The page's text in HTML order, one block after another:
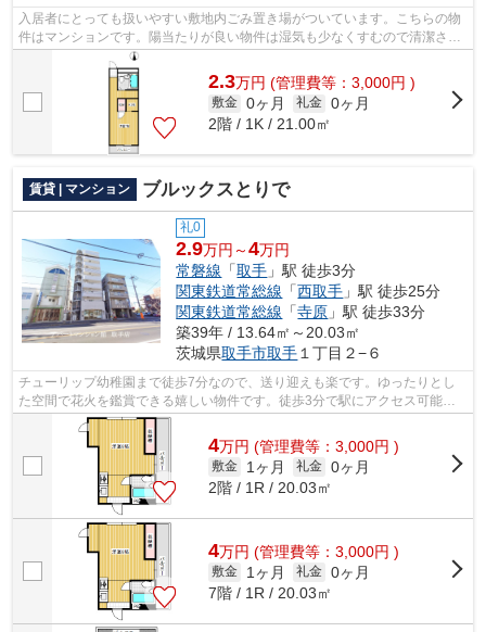
入居者にとっても扱いやすい敷地内ごみ置き場がついています。こちらの物
件はマンションです。陽当たりが良い物件は湿気も少なくすむので清潔さを
保てます。2駅利用可能な利便性の高い...
2.3万円 (管理費等：3,000円 )
敷金 0ヶ月 礼金 0ヶ月
2階 / 1K / 21.00㎡
賃貸 | マンション ブルックスとりで
礼0
2.9万円～4万円
常磐線 「取手 」駅 徒歩3分
関東鉄道常総線 「西取手 」駅 徒歩25分
関東鉄道常総線 「寺原 」駅 徒歩33分
築39年 / 13.64㎡～20.03㎡
茨城県取手市取手 １丁目２−６
チューリップ幼稚園まで徒歩7分なので、送り迎えも楽です。ゆったりとし
た空間で花火を鑑賞できる嬉しい物件です。徒歩3分で駅にアクセス可能
な、魅力的な駅近物件です。2沿線利用がで...
4万円 (管理費等：3,000円 )
敷金 1ヶ月 礼金 0ヶ月
2階 / 1R / 20.03㎡
4万円 (管理費等：3,000円 )
敷金 1ヶ月 礼金 0ヶ月
7階 / 1R / 20.03㎡